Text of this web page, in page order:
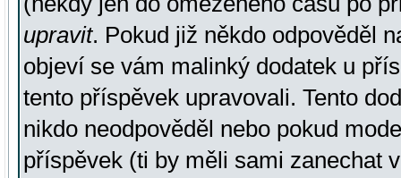
upravit. Pokud již někdo odpověděl
objeví se vám malinký dodatek u
tento příspěvek upravovali. Tento
nikdo neodpověděl nebo pokud
příspěvek (ti by měli sami zanechat